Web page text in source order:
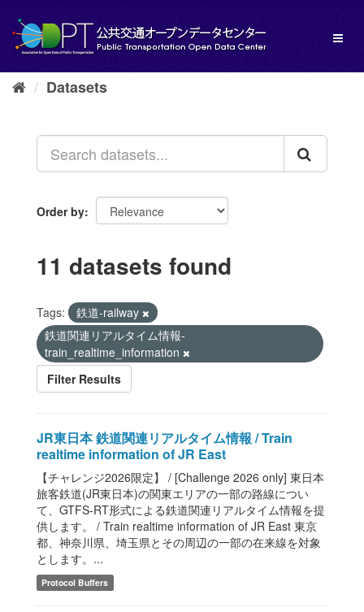
content
Datasets
Order by
11 datasets found
Tags:
鉄道-railway
鉄道関連リアルタイム情報-
train_realtime_information
Filter Results
JR東日本 鉄道関連リアルタイム情報 / Train
realtime information of JR East
【チャレンジ2026限定】 / [Challenge 2026 only] 東日本
旅客鉄道(JR東日本)の関東エリアの一部の路線につい
て、GTFS-RT形式による鉄道関連リアルタイム情報を提
供します。 / Train realtime information of JR East 東京
都、神奈川県、埼玉県とその周辺の一部の在来線を対象
とします。...
Protocol Buffers